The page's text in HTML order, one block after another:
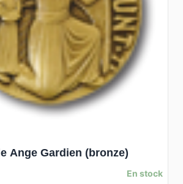
Ange Gardien (bronze)
En stock